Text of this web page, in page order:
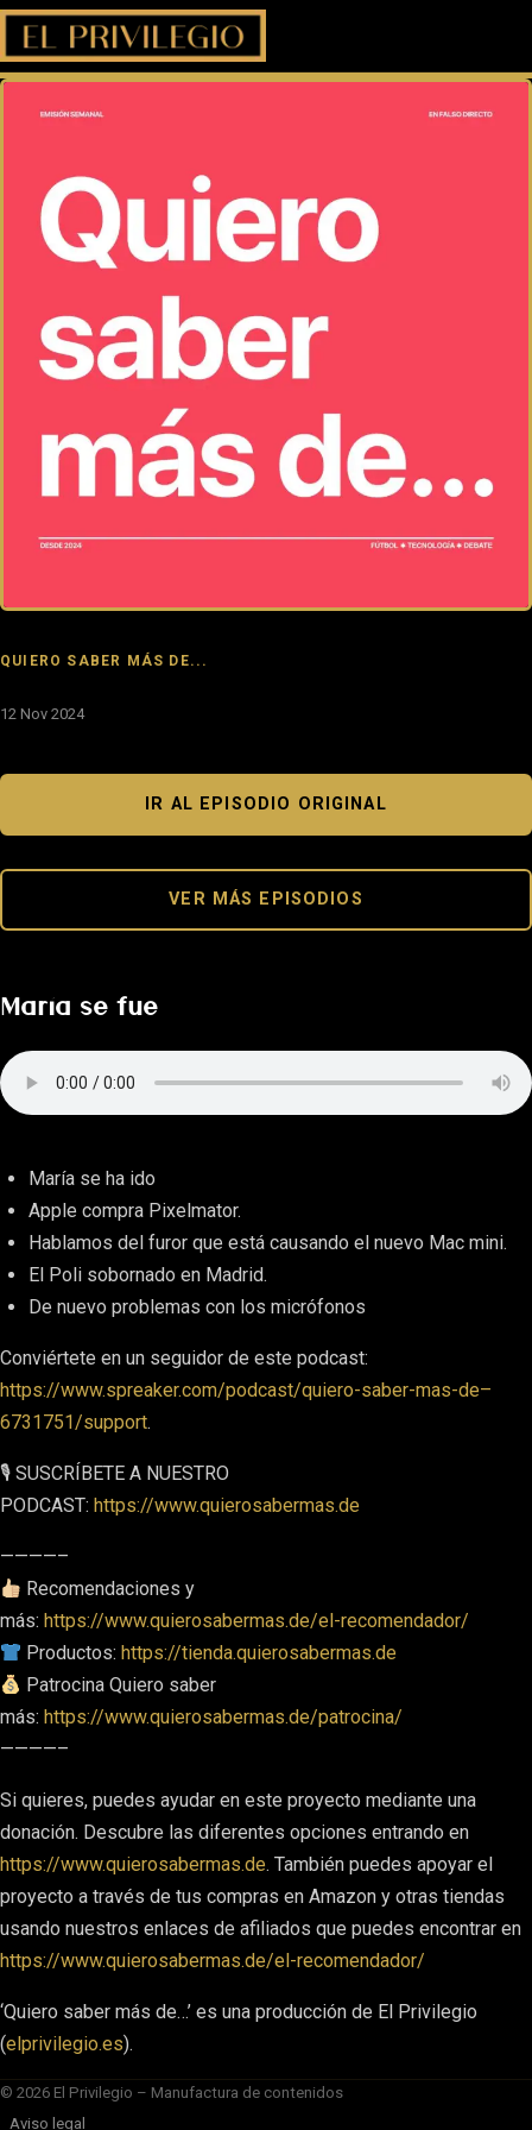
QUIERO SABER MÁS DE...
12 Nov 2024
IR AL EPISODIO ORIGINAL
VER MÁS EPISODIOS
María se fue
María se ha ido
Apple compra Pixelmator.
Hablamos del furor que está causando el nuevo Mac mini.
El Poli sobornado en Madrid.
De nuevo problemas con los micrófonos
Conviértete en un seguidor de este podcast:
https://www.spreaker.com/podcast/quiero-saber-mas-de–
6731751/support.
🎙 SUSCRÍBETE A NUESTRO
PODCAST: https://www.quierosabermas.de
————–
Recomendaciones y
más: https://www.quierosabermas.de/el-recomendador/
Productos:https://tienda.quierosabermas.de
Patrocina Quiero saber
más: https://www.quierosabermas.de/patrocina/
————–
Si quieres, puedes ayudar en este proyecto mediante una
donación. Descubre las diferentes opciones entrando en
https://www.quierosabermas.de. También puedes apoyar el
proyecto a través de tus compras en Amazon y otras tiendas
usando nuestros enlaces de afiliados que puedes encontrar en
https://www.quierosabermas.de/el-recomendador/
‘Quiero saber más de…’ es una producción de El Privilegio
(elprivilegio.es).
© 2026 El Privilegio – Manufactura de contenidos
Aviso legal